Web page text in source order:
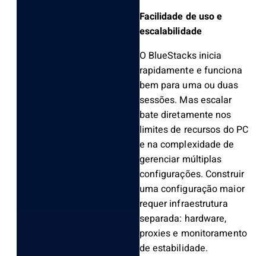
Facilidade de uso e
escalabilidade
O BlueStacks inicia
rapidamente e funciona
bem para uma ou duas
sessões. Mas escalar
bate diretamente nos
limites de recursos do PC
e na complexidade de
gerenciar múltiplas
configurações. Construir
uma configuração maior
requer infraestrutura
separada: hardware,
proxies e monitoramento
de estabilidade.